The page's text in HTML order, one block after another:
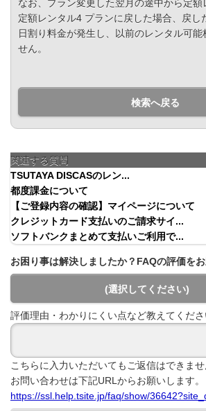
なお、プラン変更した翌月の途中から定
定額レンタル4 プランに戻した場合、戻し
日割り料金が発生し、以前のレンタル可能
せん。
検索へ戻る
関連する質問
TSUTAYA DISCASのレン...
都度課金について
【ご登録内容の確認】マイページについて
クレジットカード支払いのご請求サイ...
ソフトバンクまとめて支払いご利用で...
お困り事は解決しましたか？FAQの評価をお
(選択してください)
評価理由・わかりにくい点など教えてくださ
こちらに入力いただいてもご返信はできませ
お問い合わせは下記URLからお願いします。
https://ssl.help.tsite.jp/faq/show/